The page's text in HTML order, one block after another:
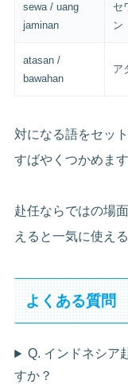
sewa / uang
jaminan
セ
ン
atasan /
bawahan
ア
対になる語をセッ
すばやくつかめます
赴任ならではの場
えると一気に使え
よくある質問
Q. インドネシア
すか？